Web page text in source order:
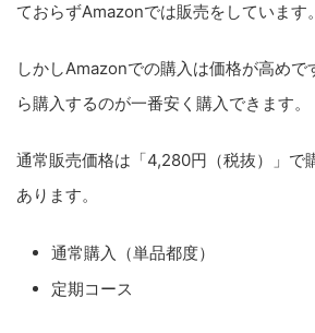
ておらずAmazonでは販売をしています。
しかしAmazonでの購入は価格が高めで
ら購入するのが一番安く購入できます。
通常販売価格は「4,280円（税抜）」で
あります。
通常購入（単品都度）
定期コース